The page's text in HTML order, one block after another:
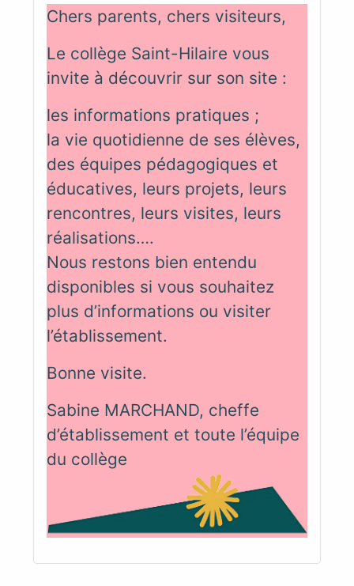
Chers parents, chers visiteurs,
Le collège Saint-Hilaire vous
invite à découvrir sur son site :
les informations pratiques ;
la vie quotidienne de ses élèves,
des équipes pédagogiques et
éducatives, leurs projets, leurs
rencontres, leurs visites, leurs
réalisations….
Nous restons bien entendu
disponibles si vous souhaitez
plus d’informations ou visiter
l’établissement.
Bonne visite.
Sabine MARCHAND, cheffe
d’établissement et toute l’équipe
du collège